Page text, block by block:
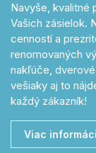
Navyše, kvalitné
Vašich zásielok.
cenností a
renomovaných
nakľúče,
vešiaky aj to
každý zákazník!
Viac